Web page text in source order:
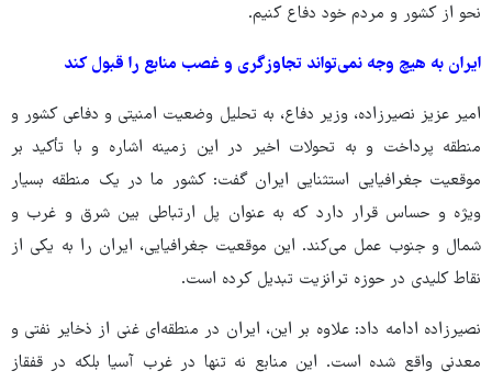
نحو از کشور و مردم خود دفاع کنیم.
ایران به هیچ وجه نمی‌تواند تجاوزگری و غصب منابع را قبول کند
امیر عزیز نصیرزاده، وزیر دفاع، به تحلیل وضعیت امنیتی و دفاعی کشور و
منطقه پرداخت و به تحولات اخیر در این زمینه اشاره و با تأکید بر
موقعیت جغرافیایی استثنایی ایران گفت: کشور ما در یک منطقه بسیار
ویژه و حساس قرار دارد که به عنوان پل ارتباطی بین شرق و غرب و
شمال و جنوب عمل می‌کند. این موقعیت جغرافیایی، ایران را به یکی از
نقاط کلیدی در حوزه ترانزیت تبدیل کرده است.
نصیرزاده ادامه داد: علاوه بر این، ایران در منطقه‌ای غنی از ذخایر نفتی و
معدنی واقع شده است. این منابع نه تنها در غرب آسیا بلکه در قفقاز